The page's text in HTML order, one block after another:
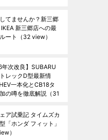
てませんか？新三郷
新三郷店への最
ート
（32 view）
年次改良】SUBARU
レックD型最新情
一本化とCB18タ
の噂を徹底解説 （31
ア試乗記 タイムズカ
「ホンダ フィット」
）